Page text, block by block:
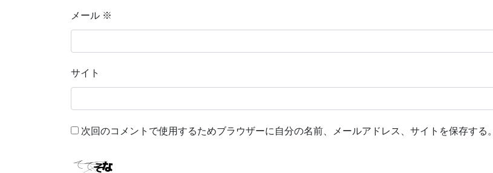
メール ※
サイト
次回のコメントで使用するためブラウザーに自分の名前、メールアドレス、サイトを保存する。